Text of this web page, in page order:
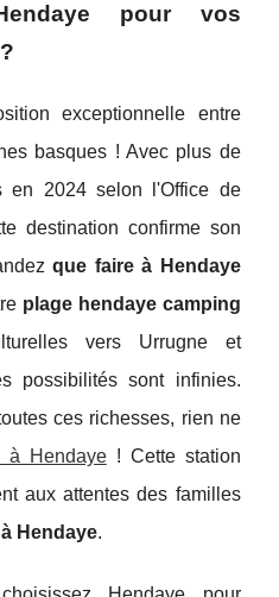
pour vos
exceptionnelle entre
basques ! Avec plus de
en 2024 selon l'Office de
destination confirme son
que faire à Hendaye
plage hendaye camping
vers Urrugne et
possibilités sont infinies.
ces richesses, rien ne
à Hendaye! Cette station
aux attentes des familles
Hendaye.